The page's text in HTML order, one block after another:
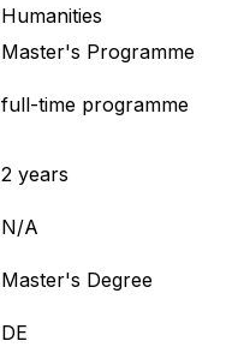
Humanities
Master's Programme
full-time programme
2 years
N/A
Master's Degree
DE